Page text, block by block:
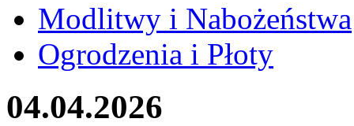
Modlitwy i Nabożeństwa
Ogrodzenia i Płoty
04.04.2026